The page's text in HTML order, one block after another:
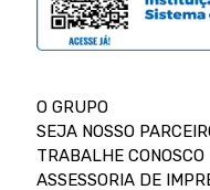
O GRUPO
SEJA NOSSO
TRABALHE CONOSCO
ASSESSORIA DE